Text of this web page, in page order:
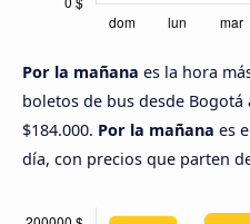
Por la mañana es la hora
boletos de bus desde
$184.000. Por la mañana es
día, con precios que parten